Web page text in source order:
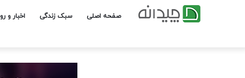
صفحه اصلی سبک زندگی اخبار و